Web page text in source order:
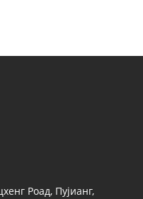
Роад, Пујианг,